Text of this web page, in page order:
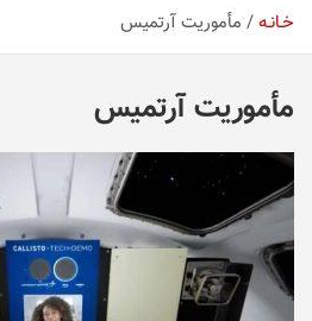
خـانـه مأموریت آرتمیس
مأموریت آرتمیس